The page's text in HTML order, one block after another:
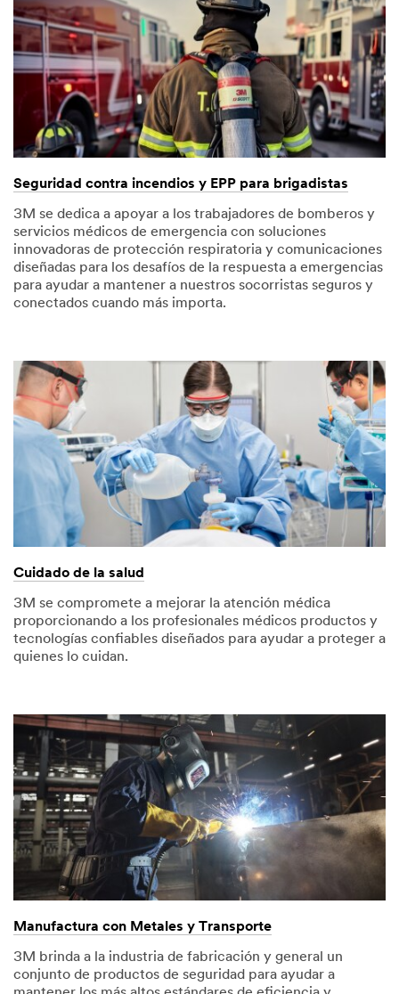
Seguridad contra incendios y EPP para brigadistas
3M se dedica a apoyar a los trabajadores de bomberos y
servicios médicos de emergencia con soluciones
innovadoras de protección respiratoria y comunicaciones
diseñadas para los desafíos de la respuesta a emergencias
para ayudar a mantener a nuestros socorristas seguros y
conectados cuando más importa.
Cuidado de la salud
3M se compromete a mejorar la atención médica
proporcionando a los profesionales médicos productos y
tecnologías confiables diseñados para ayudar a proteger a
quienes lo cuidan.
Manufactura con Metales y Transporte
3M brinda a la industria de fabricación y general un
conjunto de productos de seguridad para ayudar a